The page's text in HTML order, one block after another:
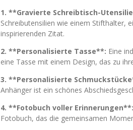
1. **Gravierte Schreibtisch-
Schreibutensilien wie einem Stifthalter,
inspirierenden Zitat.
2. **Personalisierte Tasse**: Eine
eine Tasse mit einem Design, das zu
3. **Personalisierte
Anhänger ist ein schönes
4. **Fotobuch voller Erinnerungen**:
Fotobuch, das die gemeinsamen